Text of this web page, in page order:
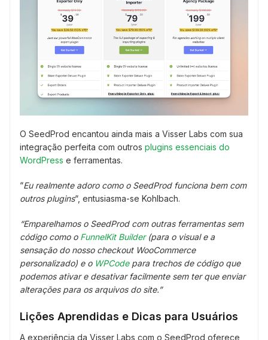
O SeedProd encantou ainda mais a Visser Labs com sua
integração perfeita com outros plugins essenciais do
WordPress e ferramentas.
“Eu realmente adoro como o SeedProd funciona bem com
outros plugins“, entusiasma-se Kohlbach.
“Emparelhamos o SeedProd com outras ferramentas sem
código como o FunnelKit Builder(para o visual e a
sensação do nosso checkout WooCommerce
personalizado) e o WPCodepara trechos de código que
podemos ativar e desativar facilmente sem ter que enviar
alterações para os arquivos do site.”
Lições Aprendidas e Dicas para Usuários
A experiência da Visser Labs com o SeedProd oferece